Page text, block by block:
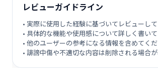
レビューガイドライン
• 実際に使用した経験に基づいてレビューし
• 具体的な機能や使用感について詳しく書い
• 他のユーザーの参考になる情報を含めてく
• 誹謗中傷や不適切な内容は削除される場合